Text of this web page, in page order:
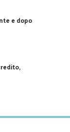
e dopo